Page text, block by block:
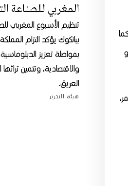
المغربي للصناعة
تنظيم الأسبوع المغربي
ببانكوك يؤكد التزام
بمواصلة تعزيز الدبلوماسية
والاقتصادية، وتثمين
العريق.
هيئة التحرير